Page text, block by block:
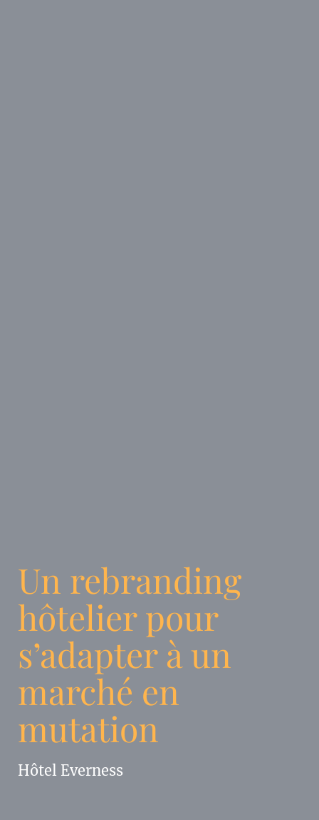
Un rebranding
hôtelier pour
s’adapter à un
marché en
mutation
Hôtel Everness